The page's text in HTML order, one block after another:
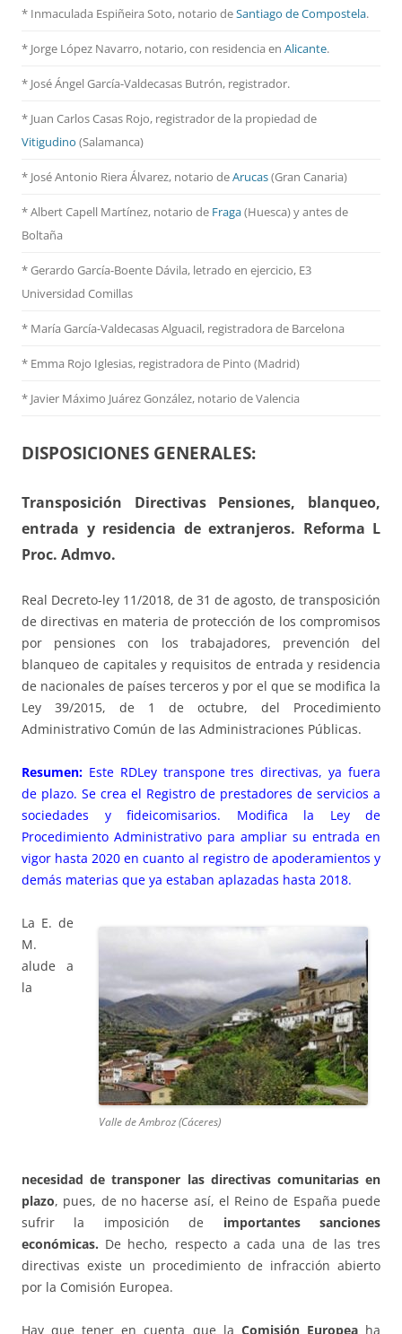
* Inmaculada Espiñeira Soto, notario deSantiago de Compostela.
* Jorge López Navarro, notario, con residencia en Alicante.
* José Ángel García-Valdecasas Butrón, registrador.
* Juan Carlos Casas Rojo, registrador de la propiedad de
Vitigudino (Salamanca)
* José Antonio Riera Álvarez, notario deArucas(Gran Canaria)
* Albert Capell Martínez, notario de Fraga(Huesca) y antes de
Boltaña
* Gerardo García-Boente Dávila, letrado en ejercicio, E3
Universidad Comillas
* María García-Valdecasas Alguacil, registradora de Barcelona
* Emma Rojo Iglesias, registradora de Pinto (Madrid)
* Javier Máximo Juárez González, notario de Valencia
DISPOSICIONES GENERALES:
Transposición Directivas Pensiones, blanqueo,
entrada y residencia de extranjeros. Reforma L
Proc. Admvo.
Real Decreto-ley 11/2018, de 31 de agosto, de transposición
de directivas en materia de protección de los compromisos
por pensiones con los trabajadores, prevención del
blanqueo de capitales y requisitos de entrada y residencia
de nacionales de países terceros y por el que se modifica la
Ley 39/2015, de 1 de octubre, del Procedimiento
Administrativo Común de las Administraciones Públicas.
Resumen: Este RDLey transpone tres directivas, ya fuera
de plazo. Se crea el Registro de prestadores de servicios a
sociedades y fideicomisarios. Modifica la Ley de
Procedimiento Administrativo para ampliar su entrada en
vigor hasta 2020 en cuanto al registro de apoderamientos y
demás materias que ya estaban aplazadas hasta 2018.
Valle de Ambroz (Cáceres)
La E. de
M.
alude a
la
necesidad de transponer las directivas comunitarias en
plazo, pues, de no hacerse así, el Reino de España puede
sufrir la imposición de importantes sanciones
económicas. De hecho, respecto a cada una de las tres
directivas existe un procedimiento de infracción abierto
por la Comisión Europea.
Hay que tener en cuenta que la Comisión Europeaha